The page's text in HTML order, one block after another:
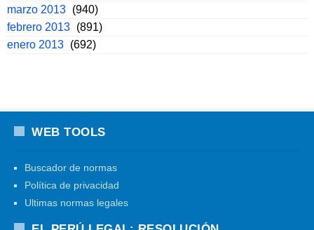
marzo 2013 (940)
febrero 2013 (891)
enero 2013 (692)
WEB TOOLS
Buscador de normas
Política de privacidad
Ultimas normas legales